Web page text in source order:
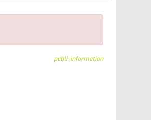
publi-information